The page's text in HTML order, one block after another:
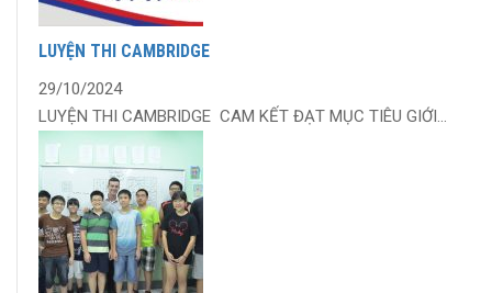
LUYỆN THI CAMBRIDGE
29/10/2024
LUYỆN THI CAMBRIDGE CAM KẾT ĐẠT MỤC TIÊU GIỚI...